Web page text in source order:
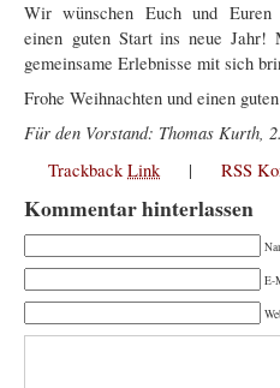
Wir wünschen Euch und Euren
einen guten Start ins neue Jahr!
gemeinsame Erlebnisse mit sich
Frohe Weihnachten und einen
Für den Vorstand: Thomas Kurth,
TrackbackLink | RSS
Kommentar hinterlassen
E-